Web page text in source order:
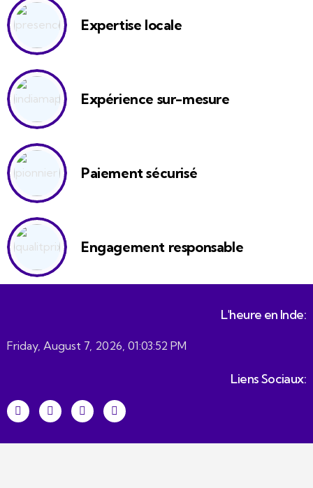
Expertise locale
Expérience sur-mesure
Paiement sécurisé
Engagement responsable
L'heure en Inde:
Friday, August 7, 2026, 01:03:52 PM
Liens Sociaux: